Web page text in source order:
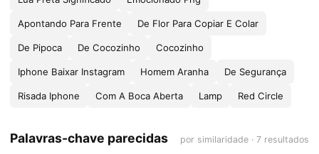
Apontando Para Frente De Flor Para Copiar E Colar
De Pipoca De Cocozinho Cocozinho
Iphone Baixar Instagram Homem Aranha De Segurança
Risada Iphone Com A Boca Aberta Lamp Red Circle
Palavras-chave parecidas por similaridade · 7 resultados